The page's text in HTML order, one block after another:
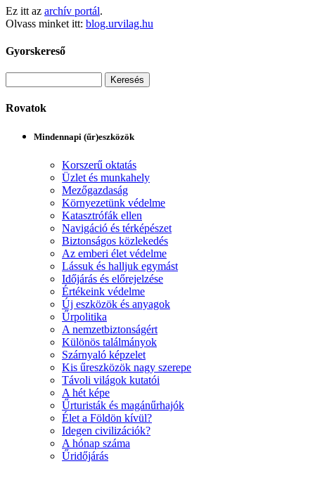
Ez itt az archív portál.
Olvass minket itt: blog.urvilag.hu
Gyorskereső
Rovatok
Mindennapi (űr)eszközök
Korszerű oktatás
Üzlet és munkahely
Mezőgazdaság
Környezetünk védelme
Katasztrófák ellen
Navigáció és térképészet
Biztonságos közlekedés
Az emberi élet védelme
Lássuk és halljuk egymást
Időjárás és előrejelzése
Értékeink védelme
Új eszközök és anyagok
Űrpolitika
A nemzetbiztonságért
Különös találmányok
Szárnyaló képzelet
Kis űreszközök nagy szerepe
Távoli világok kutatói
A hét képe
Űrturisták és magánűrhajók
Élet a Földön kívül?
Idegen civilizációk?
A hónap száma
Űridőjárás